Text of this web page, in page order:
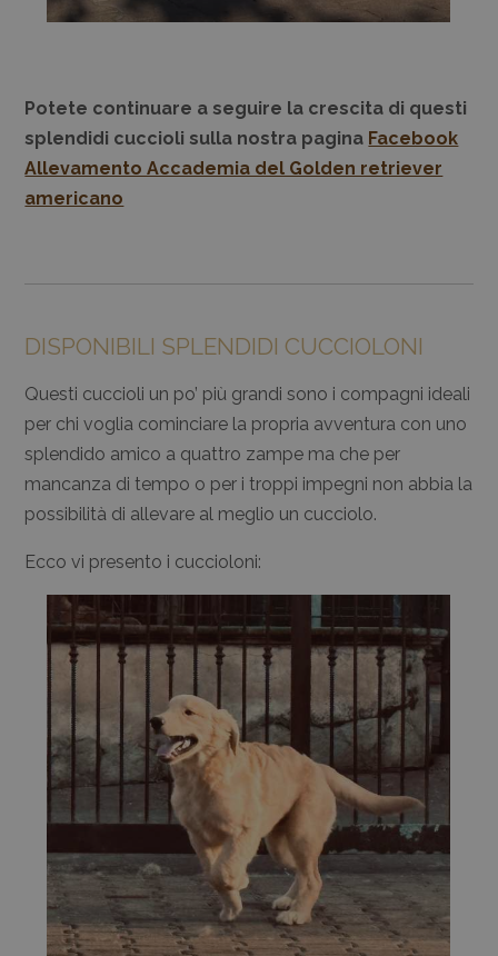
Potete continuare a seguire la crescita di questi
splendidi cuccioli sulla nostra pagina Facebook
Allevamento Accademia del Golden retriever
americano
DISPONIBILI SPLENDIDI CUCCIOLONI
Questi cuccioli un po’ più grandi sono i compagni ideali
per chi voglia cominciare la propria avventura con uno
splendido amico a quattro zampe ma che per
mancanza di tempo o per i troppi impegni non abbia la
possibilità di allevare al meglio un cucciolo.
Ecco vi presento i cuccioloni: